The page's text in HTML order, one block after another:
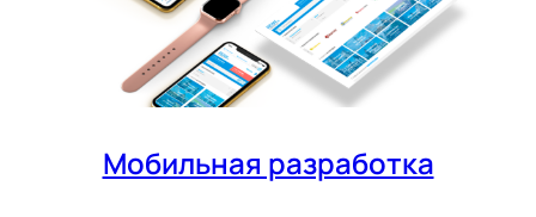
Мобильная разработка